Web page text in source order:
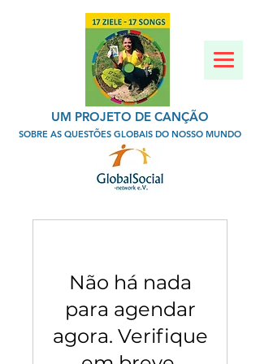
UM PROJETO DE CANÇÃO
SOBRE AS QUESTÕES GLOBAIS DO NOSSO MUNDO
Não há nada
para agendar
agora. Verifique